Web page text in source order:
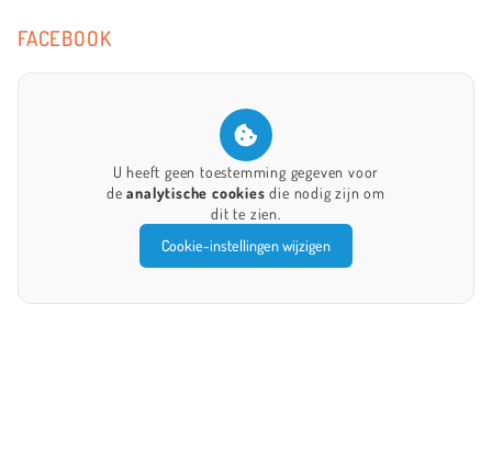
FACEBOOK
U heeft geen toestemming gegeven voor
deanalytische cookies die nodig zijn om
dit te zien.
Cookie-instellingen wijzigen